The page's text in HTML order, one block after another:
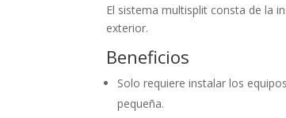
El sistema multisplit consta de la
exterior.
Beneficios
Solo requiere instalar los
pequeña.